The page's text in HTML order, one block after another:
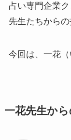
占い専門企業
先生たちから
今回は、一花（
一花先生か